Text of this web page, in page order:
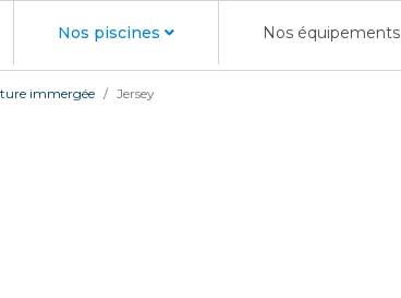
Nos piscines Nos équipements
immergée Jersey